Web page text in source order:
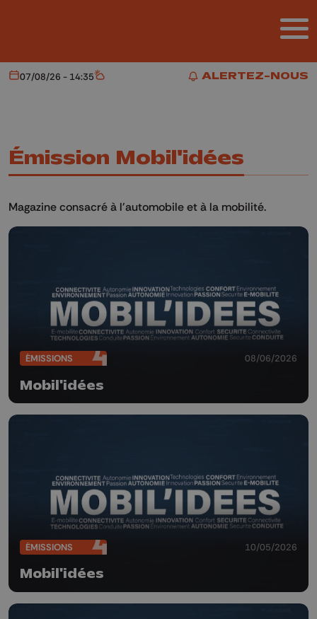
ALERTEZ-NOUS
ALERTEZ-NOUS
Aujourd'hui
07/08/26 - 14:35 Météo
Émission Mobil'idées
Magazine consacré à l'automobile et à la mobilité.
ÉMISSIONS 08/06/2026
Mobil'idées
ÉMISSIONS 10/05/2026
Mobil'idées